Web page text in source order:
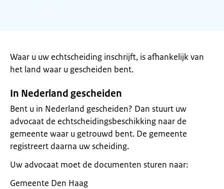
Waar u uw echtscheiding inschrijft, is afhankelijk van
het land waar u gescheiden bent.
In Nederland gescheiden
Bent u in Nederland gescheiden? Dan stuurt uw
advocaat de echtscheidingsbeschikking naar de
gemeente waar u getrouwd bent. De gemeente
registreert daarna uw scheiding.
Uw advocaat moet de documenten sturen naar:
Gemeente Den Haag